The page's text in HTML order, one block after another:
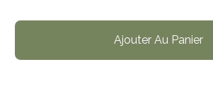
Ajouter Au Panier